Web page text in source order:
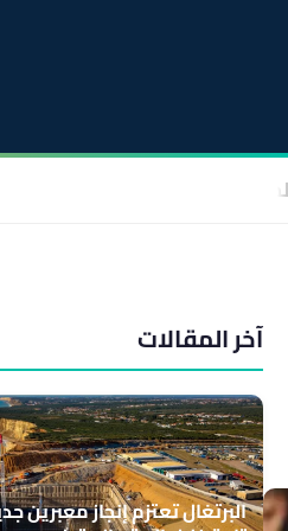
آخر المقالات
البرتغال تعتزم إنجاز معبرين